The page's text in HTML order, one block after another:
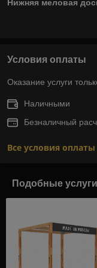
Нижняя меловая
Условия оплаты
Оказание услуги
Наличными
Безналичный
Все условия оплаты
Подобные